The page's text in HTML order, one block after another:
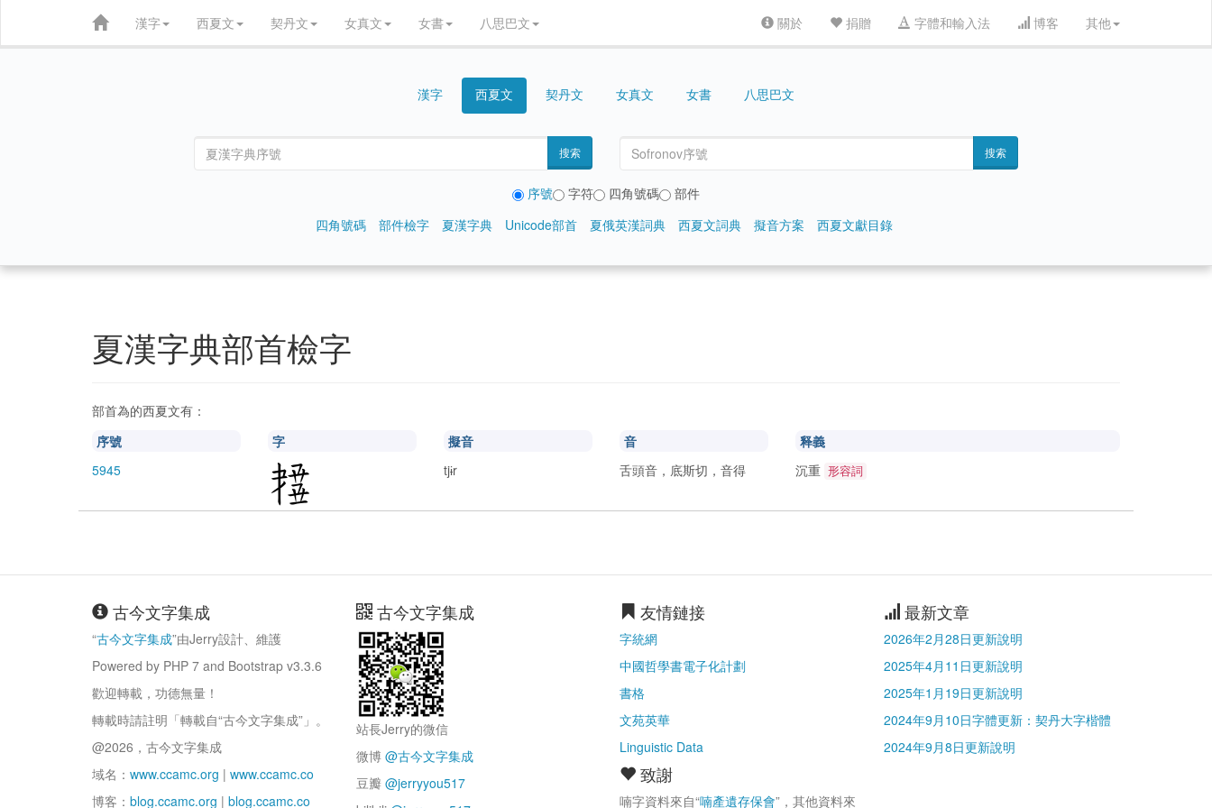
漢字 西夏文 契丹文 女真文 女書 八思巴文 關於 捐贈 字體和輸入法 博客 其他
漢字 西夏文 契丹文 女真文 女書 八思巴文
搜索 搜索
序號 字符 四角號碼
部件
四角號碼
部件檢字 夏漢字典 Unicode部首 夏俄英漢詞典 西夏文詞典 擬音方案 西夏文獻目錄
夏漢字典部首檢字
部首為的西夏文有：
序號
字 擬音 音
释義
5945
tjɨr 舌頭音，底斯切，音得 沉重 形容詞
古今文字集成
“古今文字集成”由Jerry設計、維護
Powered by PHP 7 and Bootstrap v3.3.6
歡迎轉載，功德無量！
轉載時請註明「轉載自“古今文字集成”」。
@2026，古今文字集成
域名： www.ccamc.org | www.ccamc.co
博客： blog.ccamc.org | blog.ccamc.co
古今文字集成
站長Jerry的微信
微博 @古今文字集成
豆瓣 @jerryyou517
友情鏈接
字統網
中國哲學書電子化計劃
書格
文苑英華
Linguistic Data
致謝
喃字資料來自“喃產遺存保會”，其他資料來
最新文章
2026年2月28日更新說明
2025年4月11日更新說明
2025年1月19日更新說明
2024年9月10日字體更新：契丹大字楷體
2024年9月8日更新說明